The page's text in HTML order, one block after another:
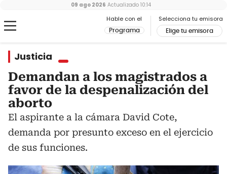
Hable con el
Programa
Selecciona tu emisora
Elige tu emisora
09 ago 2026 Actualizado 10:14
Justicia
Demandan a los magistrados a
favor de la despenalización del
aborto
El aspirante a la cámara David Cote,
demanda por presunto exceso en el ejercicio
de sus funciones.